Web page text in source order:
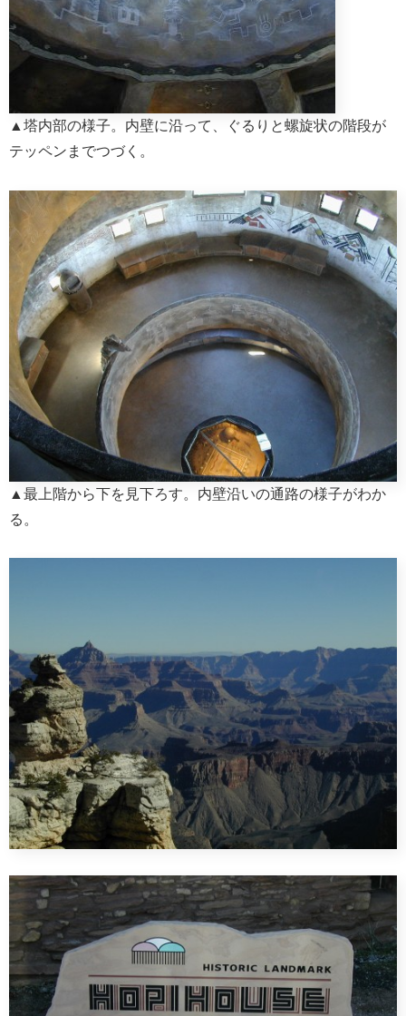
▲塔内部の様子。内壁に沿って、ぐるりと螺旋状の階段が
テッペンまでつづく。
▲最上階から下を見下ろす。内壁沿いの通路の様子がわか
る。